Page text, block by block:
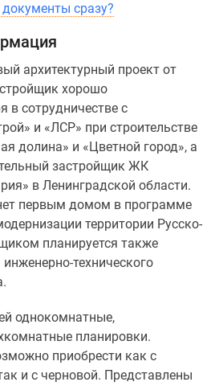
сразу?
архитектурный проект от
хорошо
в сотрудничестве с
и «ЛСР» при строительстве
долина» и «Цветной город», а
застройщик ЖК
в Ленинградской области.
первым домом в программе
территории Русско-
планируется также
технического
однокомнатные,
планировки.
приобрести как с
и с черновой. Представлены